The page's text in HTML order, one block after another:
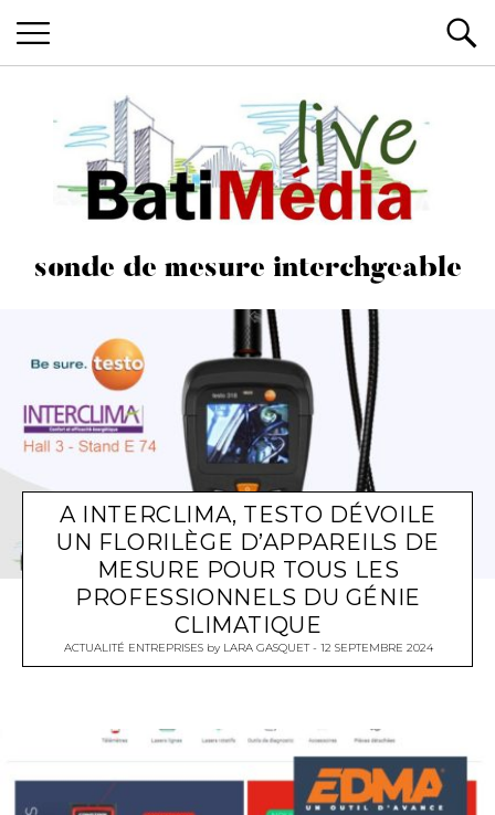
Batimedialive
Les News du Bâtiment, en live
sonde de mesure interchgeable
A INTERCLIMA, TESTO DÉVOILE
UN FLORILÈGE D’APPAREILS DE
MESURE POUR TOUS LES
PROFESSIONNELS DU GÉNIE
CLIMATIQUE
ACTUALITÉ ENTREPRISESby LARA GASQUET 12 SEPTEMBRE 2024